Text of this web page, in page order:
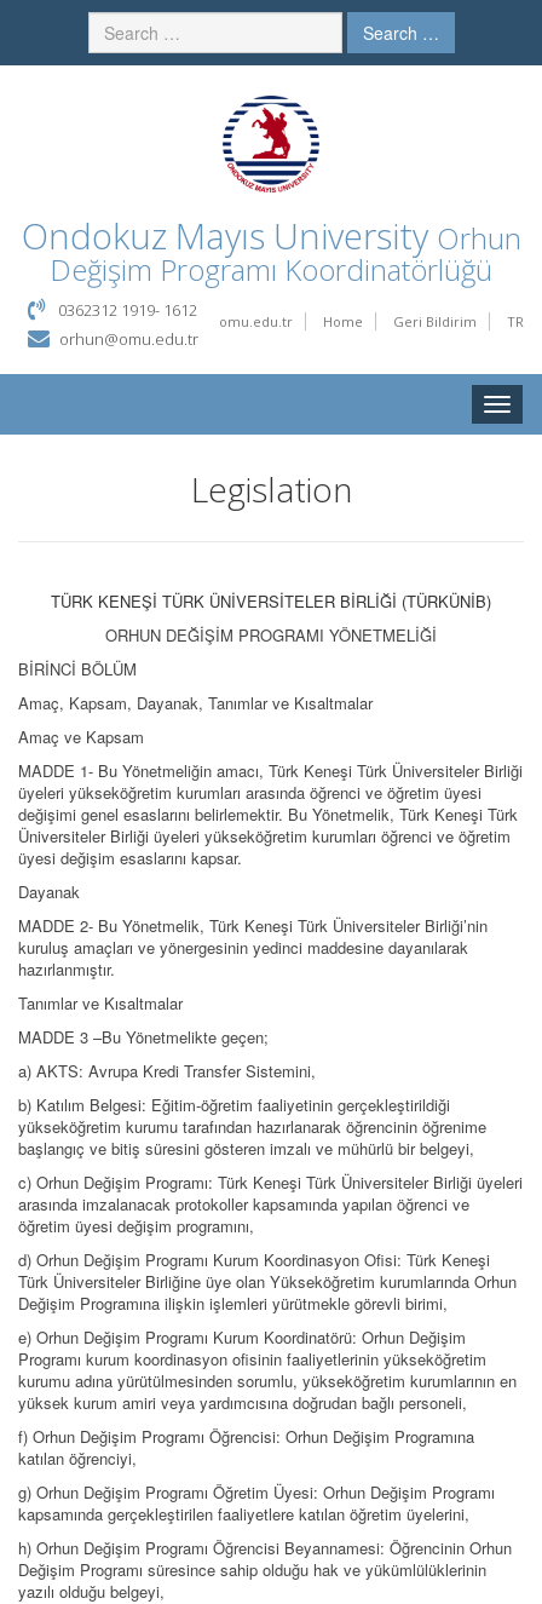
Search …
Ondokuz Mayıs University Orhun
Değişim Programı Koordinatörlüğü
omu.edu.tr Home Geri Bildirim TR
0362312 1919- 1612
orhun@omu.edu.tr
Toggle
Legislation
TÜRK KENEŞİ TÜRK ÜNİVERSİTELER BİRLİĞİ (TÜRKÜNİB)
ORHUN DEĞİŞİM PROGRAMI YÖNETMELİĞİ
BİRİNCİ BÖLÜM
Amaç, Kapsam, Dayanak, Tanımlar ve Kısaltmalar
Amaç ve Kapsam
MADDE 1- Bu Yönetmeliğin amacı, Türk Keneşi Türk Üniversiteler Birliği
üyeleri yükseköğretim kurumları arasında öğrenci ve öğretim üyesi
değişimi genel esaslarını belirlemektir. Bu Yönetmelik, Türk Keneşi Türk
Üniversiteler Birliği üyeleri yükseköğretim kurumları öğrenci ve öğretim
üyesi değişim esaslarını kapsar.
Dayanak
MADDE 2- Bu Yönetmelik, Türk Keneşi Türk Üniversiteler Birliği’nin
kuruluş amaçları ve yönergesinin yedinci maddesine dayanılarak
hazırlanmıştır.
Tanımlar ve Kısaltmalar
MADDE 3 –Bu Yönetmelikte geçen;
a) AKTS: Avrupa Kredi Transfer Sistemini,
b) Katılım Belgesi: Eğitim-öğretim faaliyetinin gerçekleştirildiği
yükseköğretim kurumu tarafından hazırlanarak öğrencinin öğrenime
başlangıç ve bitiş süresini gösteren imzalı ve mühürlü bir belgeyi,
c) Orhun Değişim Programı: Türk Keneşi Türk Üniversiteler Birliği üyeleri
arasında imzalanacak protokoller kapsamında yapılan öğrenci ve
öğretim üyesi değişim programını,
d) Orhun Değişim Programı Kurum Koordinasyon Ofisi: Türk Keneşi
Türk Üniversiteler Birliğine üye olan Yükseköğretim kurumlarında Orhun
Değişim Programına ilişkin işlemleri yürütmekle görevli birimi,
e) Orhun Değişim Programı Kurum Koordinatörü: Orhun Değişim
Programı kurum koordinasyon ofisinin faaliyetlerinin yükseköğretim
kurumu adına yürütülmesinden sorumlu, yükseköğretim kurumlarının en
yüksek kurum amiri veya yardımcısına doğrudan bağlı personeli,
f) Orhun Değişim Programı Öğrencisi: Orhun Değişim Programına
katılan öğrenciyi,
g) Orhun Değişim Programı Öğretim Üyesi: Orhun Değişim Programı
kapsamında gerçekleştirilen faaliyetlere katılan öğretim üyelerini,
h) Orhun Değişim Programı Öğrencisi Beyannamesi: Öğrencinin Orhun
Değişim Programı süresince sahip olduğu hak ve yükümlülüklerinin
yazılı olduğu belgeyi,